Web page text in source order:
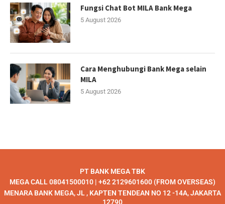
Fungsi Chat Bot MILA Bank Mega
5 August 2026
Cara Menghubungi Bank Mega selain
MILA
5 August 2026
PT BANK MEGA TBK
MEGA CALL 08041500010 | +62 2129601600 (FROM OVERSEAS)
MENARA BANK MEGA, JL , KAPTEN TENDEAN NO 12 -14A, JAKARTA
12790